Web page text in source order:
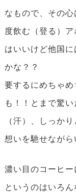
なもので、その
度飲む（登る）
はいいけど他国
かな？？
要するにめちゃ
も！！とまで驚
（汗）、しっか
想いを馳せながら
濃い目のコーヒ
というのはいろ